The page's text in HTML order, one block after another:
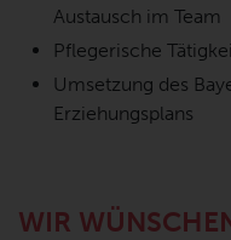
Austausch im Team
Pflegerische
Umsetzung des
Erziehungsplans
WIR